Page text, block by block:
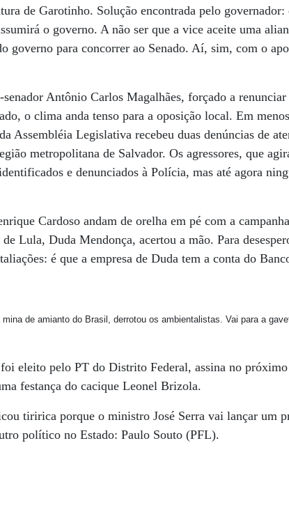
de Garotinho. Solução encontrada pelo governador:
o governo. A não ser que a vice aceite uma
governo para concorrer ao Senado. Aí, sim, com o
Antônio Carlos Magalhães, forçado a renunciar
o clima anda tenso para a oposição local. Em
Assembléia Legislativa recebeu duas denúncias de
metropolitana de Salvador. Os agressores, que
e denunciados à Polícia, mas até agora
Cardoso andam de orelha em pé com a
Lula, Duda Mendonça, acertou a mão. Para
é que a empresa de Duda tem a conta do
de amianto do Brasil, derrotou os ambientalistas. Vai para a
eleito pelo PT do Distrito Federal, assina no
festança do cacique Leonel Brizola.
tiririca porque o ministro José Serra vai lançar um
político no Estado: Paulo Souto (PFL).